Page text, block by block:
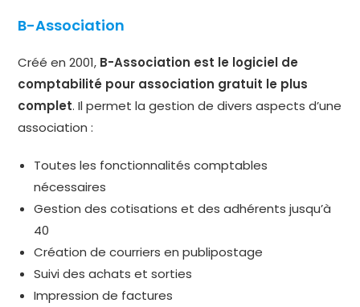
B-Association
Créé en 2001, B-Association est le logiciel de
comptabilité pour association gratuit le plus
complet. Il permet la gestion de divers aspects d’une
association :
Toutes les fonctionnalités comptables
nécessaires
Gestion des cotisations et des adhérents jusqu’à
40
Création de courriers en publipostage
Suivi des achats et sorties
Impression de factures